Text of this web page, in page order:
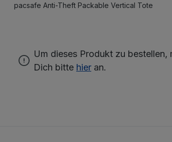
pacsafe Anti-Theft Packable Vertical Tote
Um dieses Produkt zu bestellen,
Dich bitte hier an.